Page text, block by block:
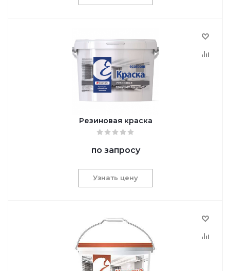
Резиновая краска
по запросу
Узнать цену